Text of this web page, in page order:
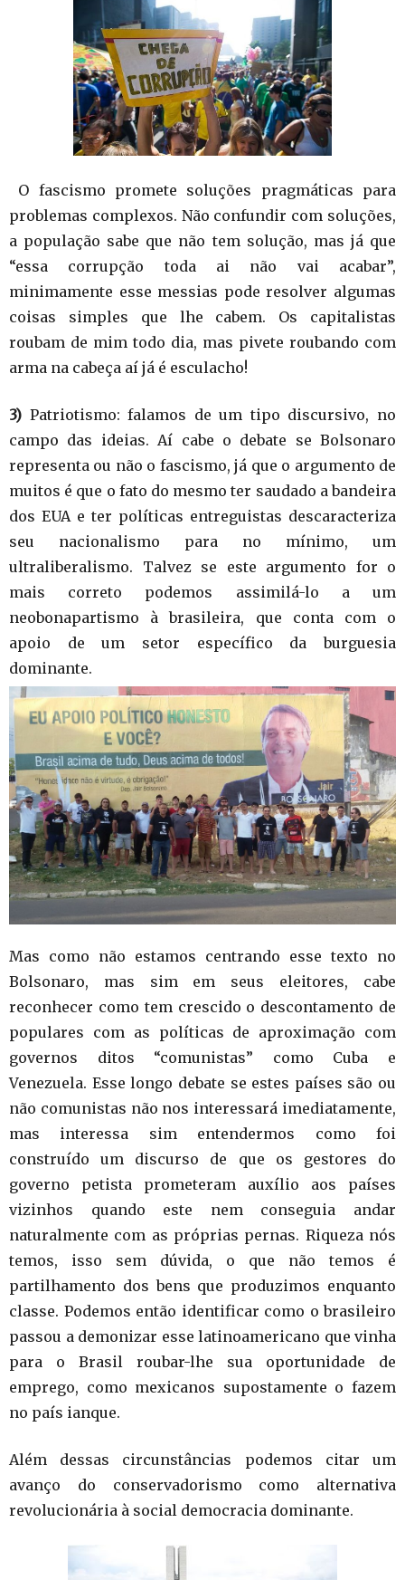
O fascismo promete soluções pragmáticas para
problemas complexos. Não confundir com soluções,
a população sabe que não tem solução, mas já que
“essa corrupção toda ai não vai acabar”,
minimamente esse messias pode resolver algumas
coisas simples que lhe cabem. Os capitalistas
roubam de mim todo dia, mas pivete roubando com
arma na cabeça aí já é esculacho!
3) Patriotismo: falamos de um tipo discursivo, no
campo das ideias. Aí cabe o debate se Bolsonaro
representa ou não o fascismo, já que o argumento de
muitos é que o fato do mesmo ter saudado a bandeira
dos EUA e ter políticas entreguistas descaracteriza
seu nacionalismo para no mínimo, um
ultraliberalismo. Talvez se este argumento for o
mais correto podemos assimilá-lo a um
neobonapartismo à brasileira, que conta com o
apoio de um setor específico da burguesia
dominante.
Mas como não estamos centrando esse texto no
Bolsonaro, mas sim em seus eleitores, cabe
reconhecer como tem crescido o descontamento de
populares com as políticas de aproximação com
governos ditos “comunistas” como Cuba e
Venezuela. Esse longo debate se estes países são ou
não comunistas não nos interessará imediatamente,
mas interessa sim entendermos como foi
construído um discurso de que os gestores do
governo petista prometeram auxílio aos países
vizinhos quando este nem conseguia andar
naturalmente com as próprias pernas. Riqueza nós
temos, isso sem dúvida, o que não temos é
partilhamento dos bens que produzimos enquanto
classe. Podemos então identificar como o brasileiro
passou a demonizar esse latinoamericano que vinha
para o Brasil roubar-lhe sua oportunidade de
emprego, como mexicanos supostamente o fazem
no país ianque.
Além dessas circunstâncias podemos citar um
avanço do conservadorismo como alternativa
revolucionária à social democracia dominante.